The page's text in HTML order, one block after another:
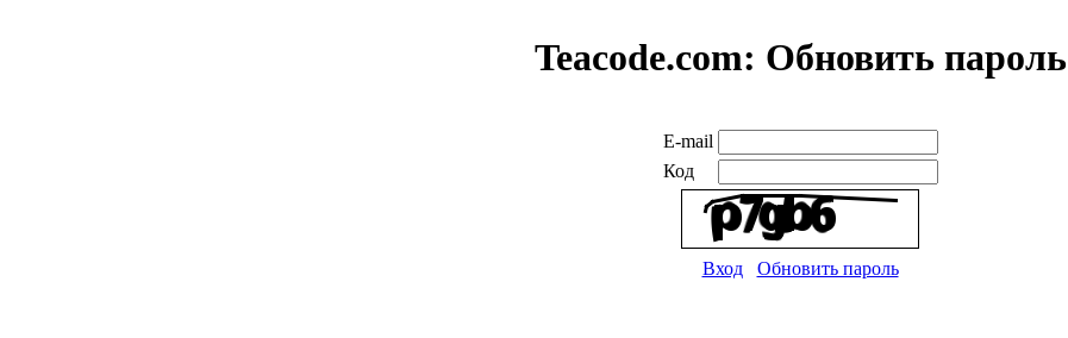
Teacode.com: Обновить пароль
E-mail
Код
Вход Обновить пароль